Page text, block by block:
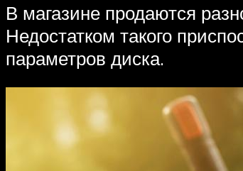
В магазине продаются
Недостатком такого
параметров диска.